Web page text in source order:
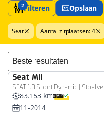
2Filteren Opslaan
Seat Aantal zitplaatsen: 4
Sorteer resultaten
Seat Mii
SEAT 1.0 Sport Dynamic |
83.153 km
11-2014